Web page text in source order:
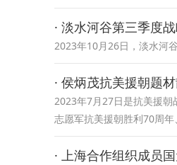
· 淡水河谷第三季度
2023年10月26日，淡水河
· 侯炳茂抗美援朝题
2023年7月27日是抗美援朝
志愿军抗美援朝胜利70周
· 上海合作组织成员